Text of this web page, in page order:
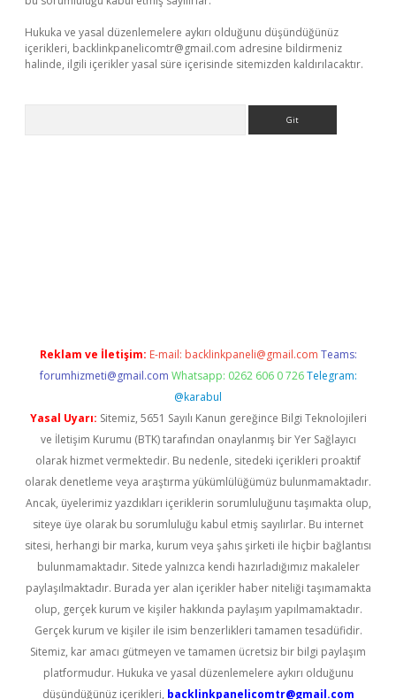
Hukuka ve yasal düzenlemelere aykırı olduğunu düşündüğünüz
içerikleri, backlinkpanelicomtr@gmail.com adresine bildirmeniz
halinde, ilgili içerikler yasal süre içerisinde sitemizden kaldırılacaktır.
Reklam ve İletişim: E-mail: backlinkpaneli@gmail.com Teams:
forumhizmeti@gmail.com Whatsapp: 0262 606 0 726 Telegram:
@karabul
Yasal Uyarı: Sitemiz, 5651 Sayılı Kanun gereğince Bilgi Teknolojileri
ve İletişim Kurumu (BTK) tarafından onaylanmış bir Yer Sağlayıcı
olarak hizmet vermektedir. Bu nedenle, sitedeki içerikleri proaktif
olarak denetleme veya araştırma yükümlülüğümüz bulunmamaktadır.
Ancak, üyelerimiz yazdıkları içeriklerin sorumluluğunu taşımakta olup,
siteye üye olarak bu sorumluluğu kabul etmiş sayılırlar. Bu internet
sitesi, herhangi bir marka, kurum veya şahıs şirketi ile hiçbir bağlantısı
bulunmamaktadır. Sitede yalnızca kendi hazırladığımız makaleler
paylaşılmaktadır. Burada yer alan içerikler haber niteliği taşımamakta
olup, gerçek kurum ve kişiler hakkında paylaşım yapılmamaktadır.
Gerçek kurum ve kişiler ile isim benzerlikleri tamamen tesadüfidir.
Sitemiz, kar amacı gütmeyen ve tamamen ücretsiz bir bilgi paylaşım
platformudur. Hukuka ve yasal düzenlemelere aykırı olduğunu
düşündüğünüz içerikleri, backlinkpanelicomtr@gmail.com